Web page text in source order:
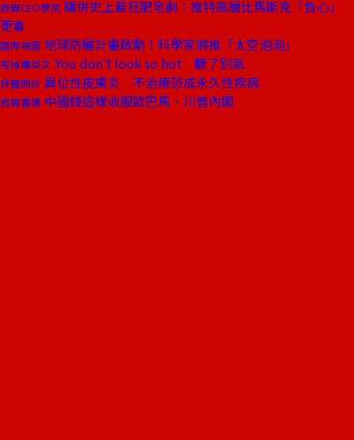
商周CEO學院 購併史上最狂肥皂劇：推特高層比馬斯克「負心」
更毒
國際視窗 地球防曬計畫啟動！科學家將推「太空泡泡」
戒掉爛英文 You don't look so hot 聽了別氣
良醫問診 異位性皮膚炎 不治療恐成永久性疾病
商周書摘 中國錢這樣收服歐巴馬、川普內閣